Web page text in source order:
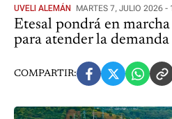
UVELI ALEMÁN MARTES 7, JULIO 2026
Etesal pondrá en
para atender la
COMPARTIR: